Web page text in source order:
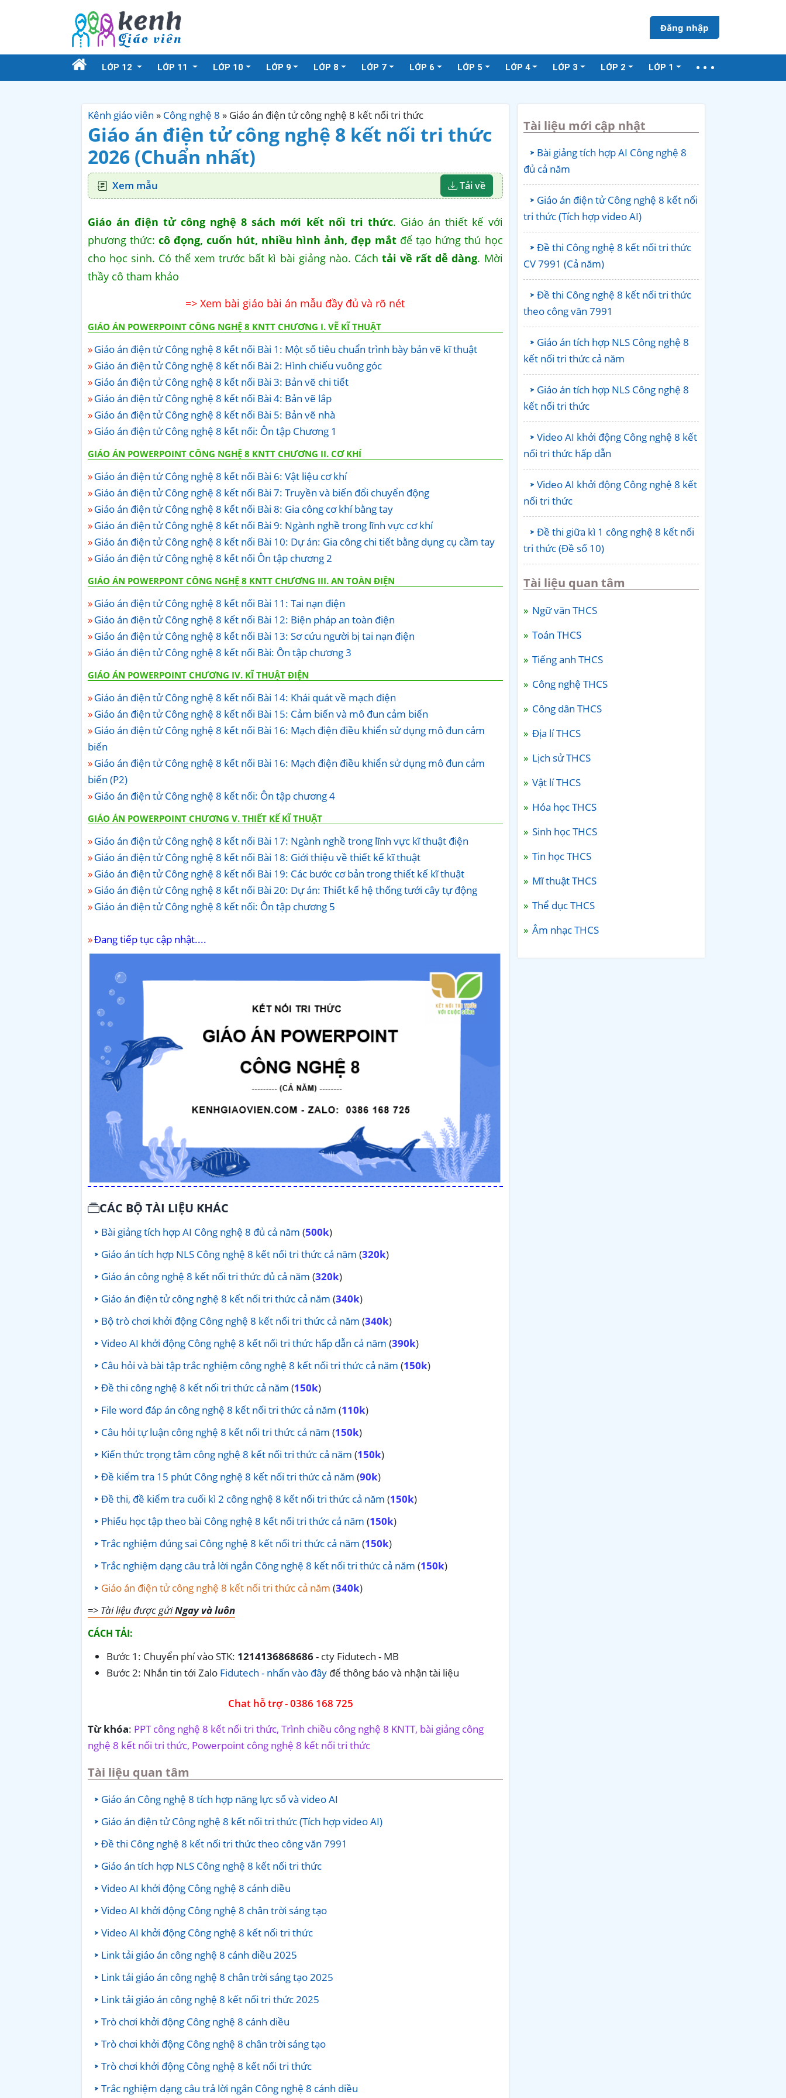
Đăng nhập
LỚP 12 LỚP 11 LỚP 10 LỚP 9 LỚP 8 LỚP 7 LỚP 6 LỚP 5 LỚP 4 LỚP 3 LỚP 2 LỚP 1
Kênh giáo viên » Công nghệ 8 » Giáo án điện tử công nghệ 8 kết nối tri thức
Giáo án điện tử công nghệ 8 kết nối tri thức
2026 (Chuẩn nhất)
Xem mẫu Tải về
Giáo án điện tử công nghệ 8sách mới kết nối tri thức. Giáo án thiết kế với
phương thức: cô đọng, cuốn hút, nhiều hình ảnh, đẹp mắtđể tạo hứng thú học
cho học sinh. Có thể xem trước bất kì bài giảng nào. Cách tải về rất dễ dàng. Mời
thầy cô tham khảo
=> Xem bài giáo bài án mẫu đầy đủ và rõ nét
GIÁO ÁN POWERPOINT CÔNG NGHỆ 8 KNTT CHƯƠNG I. VẼ KĨ THUẬT
Giáo án điện tử Công nghệ 8 kết nối Bài 1: Một số tiêu chuẩn trình bày bản vẽ kĩ thuật
Giáo án điện tử Công nghệ 8 kết nối Bài 2: Hình chiếu vuông góc
Giáo án điện tử Công nghệ 8 kết nối Bài 3: Bản vẽ chi tiết
Giáo án điện tử Công nghệ 8 kết nối Bài 4: Bản vẽ lắp
Giáo án điện tử Công nghệ 8 kết nối Bài 5: Bản vẽ nhà
Giáo án điện tử Công nghệ 8 kết nối: Ôn tập Chương 1
GIÁO ÁN POWERPOINT CÔNG NGHỆ 8 KNTT CHƯƠNG II. CƠ KHÍ
Giáo án điện tử Công nghệ 8 kết nối Bài 6: Vật liệu cơ khí
Giáo án điện tử Công nghệ 8 kết nối Bài 7: Truyền và biến đổi chuyển động
Giáo án điện tử Công nghệ 8 kết nối Bài 8: Gia công cơ khí bằng tay
Giáo án điện tử Công nghệ 8 kết nối Bài 9: Ngành nghề trong lĩnh vực cơ khí
Giáo án điện tử Công nghệ 8 kết nối Bài 10: Dự án: Gia công chi tiết bằng dụng cụ cầm tay
Giáo án điện tử Công nghệ 8 kết nối Ôn tập chương 2
GIÁO ÁN POWERPONT CÔNG NGHỆ 8 KNTT CHƯƠNG III. AN TOÀN ĐIỆN
Giáo án điện tử Công nghệ 8 kết nối Bài 11: Tai nạn điện
Giáo án điện tử Công nghệ 8 kết nối Bài 12: Biện pháp an toàn điện
Giáo án điện tử Công nghệ 8 kết nối Bài 13: Sơ cứu người bị tai nạn điện
Giáo án điện tử Công nghệ 8 kết nối Bài: Ôn tập chương 3
GIÁO ÁN POWERPOINT CHƯƠNG IV. KĨ THUẬT ĐIỆN
Giáo án điện tử Công nghệ 8 kết nối Bài 14: Khái quát về mạch điện
Giáo án điện tử Công nghệ 8 kết nối Bài 15: Cảm biến và mô đun cảm biến
Giáo án điện tử Công nghệ 8 kết nối Bài 16: Mạch điện điều khiển sử dụng mô đun cảm
biến
Giáo án điện tử Công nghệ 8 kết nối Bài 16: Mạch điện điều khiển sử dụng mô đun cảm
biến (P2)
Giáo án điện tử Công nghệ 8 kết nối: Ôn tập chương 4
GIÁO ÁN POWERPOINT CHƯƠNG V. THIẾT KẾ KĨ THUẬT
Giáo án điện tử Công nghệ 8 kết nối Bài 17: Ngành nghề trong lĩnh vực kĩ thuật điện
Giáo án điện tử Công nghệ 8 kết nối Bài 18: Giới thiệu về thiết kế kĩ thuật
Giáo án điện tử Công nghệ 8 kết nối Bài 19: Các bước cơ bản trong thiết kế kĩ thuật
Giáo án điện tử Công nghệ 8 kết nối Bài 20: Dự án: Thiết kế hệ thống tưới cây tự động
Giáo án điện tử Công nghệ 8 kết nối: Ôn tập chương 5
Đang tiếp tục cập nhật....
CÁC BỘ TÀI LIỆU KHÁC
Bài giảng tích hợp AI Công nghệ 8 đủ cả năm (500k)
Giáo án tích hợp NLS Công nghệ 8 kết nối tri thức cả năm (320k)
Giáo án công nghệ 8 kết nối tri thức đủ cả năm (320k)
Giáo án điện tử công nghệ 8 kết nối tri thức cả năm (340k)
Bộ trò chơi khởi động Công nghệ 8 kết nối tri thức cả năm (340k)
Video AI khởi động Công nghệ 8 kết nối tri thức hấp dẫn cả năm (390k)
Câu hỏi và bài tập trắc nghiệm công nghệ 8 kết nối tri thức cả năm (150k)
Đề thi công nghệ 8 kết nối tri thức cả năm (150k)
File word đáp án công nghệ 8 kết nối tri thức cả năm (110k)
Câu hỏi tự luận công nghệ 8 kết nối tri thức cả năm (150k)
Kiến thức trọng tâm công nghệ 8 kết nối tri thức cả năm (150k)
Đề kiểm tra 15 phút Công nghệ 8 kết nối tri thức cả năm (90k)
Đề thi, đề kiểm tra cuối kì 2 công nghệ 8 kết nối tri thức cả năm (150k)
Phiếu học tập theo bài Công nghệ 8 kết nối tri thức cả năm (150k)
Trắc nghiệm đúng sai Công nghệ 8 kết nối tri thức cả năm (150k)
Trắc nghiệm dạng câu trả lời ngắn Công nghệ 8 kết nối tri thức cả năm (150k)
Giáo án điện tử công nghệ 8 kết nối tri thức cả năm (340k)
=> Tài liệu được gửiNgay và luôn
CÁCH TẢI:
Bước 1: Chuyển phí vào STK: 1214136868686- cty Fidutech - MB
Bước 2: Nhắn tin tới Zalo Fidutech - nhấn vào đâyđể thông báo và nhận tài liệu
Chat hỗ trợ - 0386 168 725
Từ khóa: PPT công nghệ 8 kết nối tri thức, Trình chiều công nghệ 8 KNTT, bài giảng công
nghệ 8 kết nối tri thức, Powerpoint công nghệ 8 kết nối tri thức
Tài liệu quan tâm
Giáo án Công nghệ 8 tích hợp năng lực số và video AI
Giáo án điện tử Công nghệ 8 kết nối tri thức (Tích hợp video AI)
Đề thi Công nghệ 8 kết nối tri thức theo công văn 7991
Giáo án tích hợp NLS Công nghệ 8 kết nối tri thức
Video AI khởi động Công nghệ 8 cánh diều
Video AI khởi động Công nghệ 8 chân trời sáng tạo
Video AI khởi động Công nghệ 8 kết nối tri thức
Link tải giáo án công nghệ 8 cánh diều 2025
Link tải giáo án công nghệ 8 chân trời sáng tạo 2025
Link tải giáo án công nghệ 8 kết nối tri thức 2025
Trò chơi khởi động Công nghệ 8 cánh diều
Trò chơi khởi động Công nghệ 8 chân trời sáng tạo
Trò chơi khởi động Công nghệ 8 kết nối tri thức
Trắc nghiệm dạng câu trả lời ngắn Công nghệ 8 cánh diều
Tài liệu mới cập nhật
Bài giảng tích hợp AI Công nghệ 8
đủ cả năm
Giáo án điện tử Công nghệ 8 kết nối
tri thức (Tích hợp video AI)
Đề thi Công nghệ 8 kết nối tri thức
CV 7991 (Cả năm)
Đề thi Công nghệ 8 kết nối tri thức
theo công văn 7991
Giáo án tích hợp NLS Công nghệ 8
kết nối tri thức cả năm
Giáo án tích hợp NLS Công nghệ 8
kết nối tri thức
Video AI khởi động Công nghệ 8 kết
nối tri thức hấp dẫn
Video AI khởi động Công nghệ 8 kết
nối tri thức
Đề thi giữa kì 1 công nghệ 8 kết nối
tri thức (Đề số 10)
Tài liệu quan tâm
Ngữ văn THCS
Toán THCS
Tiếng anh THCS
Công nghệ THCS
Công dân THCS
Địa lí THCS
Lịch sử THCS
Vật lí THCS
Hóa học THCS
Sinh học THCS
Tin học THCS
Mĩ thuật THCS
Thể dục THCS
Âm nhạc THCS